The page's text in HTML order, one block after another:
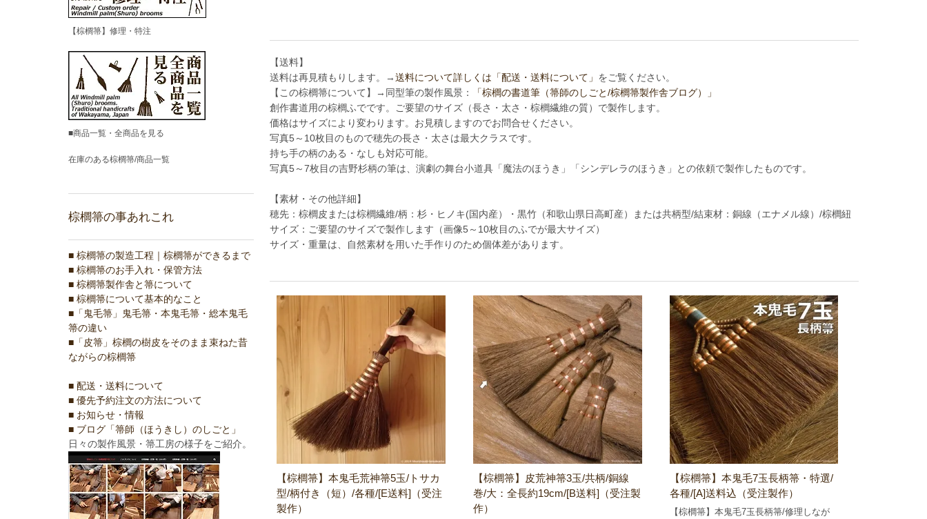
【送料】
送料は再見積もりします。→送料について詳しくは「配送・送料について」 をご覧ください。
【この棕櫚箒について】→同型筆の製作風景：
「棕櫚の書道筆（箒師のしごと/棕櫚箒製作舎ブログ）」
創作書道用の棕櫚ふでです。ご要望のサイズ（長さ・太さ・棕櫚繊維の質）で製作します。
価格はサイズにより変わります。お見積しますのでお問合せください。
写真5～10枚目のもので穂先の長さ・太さは最大クラスです。
持ち手の柄のある・なしも対応可能。
写真5～7枚目の吉野杉柄の筆は、演劇の舞台小道具「魔法のほうき」「シンデレラのほうき」との依頼で製作したものです。
【素材・その他詳細】
穂先：棕櫚皮または棕櫚繊維/柄：杉・ヒノキ(国内産）・黒竹（和歌山県日高町産）または共柄型/結束材：銅線（エナメル線）/棕櫚紐
サイズ：ご要望のサイズで製作します（画像5～10枚目のふでが最大サイズ）
サイズ・重量は、自然素材を用いた手作りのため個体差があります。
【棕櫚箒】本鬼毛荒神箒5玉/トサカ
型/柄付き（短）/各種/[E送料]（受注
製作）
【棕櫚箒】皮荒神箒3玉/共柄/銅線
巻/大：全長約19cm/[B送料]（受注製
作）
【棕櫚箒】本鬼毛7玉長柄箒・特選/
各種/[A]送料込（受注製作）
【棕櫚箒】本鬼毛7玉長柄箒/修理しなが
【棕櫚箒】修理・特注
■商品一覧・全商品を見る
在庫のある棕櫚箒/商品一覧
棕櫚箒の事あれこれ
■ 棕櫚箒の製造工程｜棕櫚箒ができるまで
■ 棕櫚箒のお手入れ・保管方法
■ 棕櫚箒製作舎と箒について
■ 棕櫚箒について基本的なこと
■「鬼毛箒」鬼毛箒・本鬼毛箒・総本鬼毛
箒の違い
■「皮箒」棕櫚の樹皮をそのまま束ねた昔
ながらの棕櫚箒
■ 配送・送料について
■ 優先予約注文の方法について
■ お知らせ・情報
■ ブログ「箒師（ほうきし）のしごと」
日々の製作風景・箒工房の様子をご紹介。